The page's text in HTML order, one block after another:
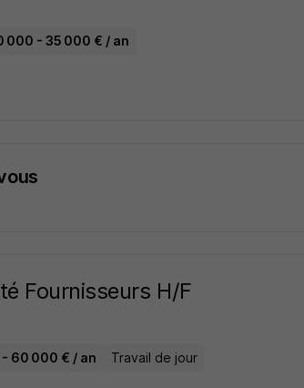
000 - 35 000 € / an
Fournisseurs H/F
60 000 € / an Travail de jour